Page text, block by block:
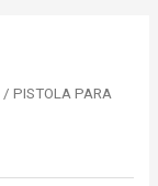
/ PISTOLA PARA